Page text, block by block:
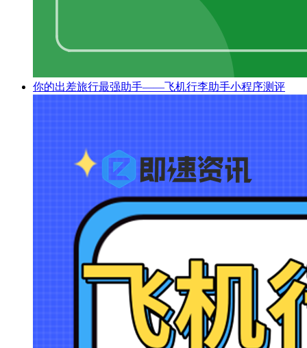
你的出差旅行最强助手——飞机行李助手小程序测评